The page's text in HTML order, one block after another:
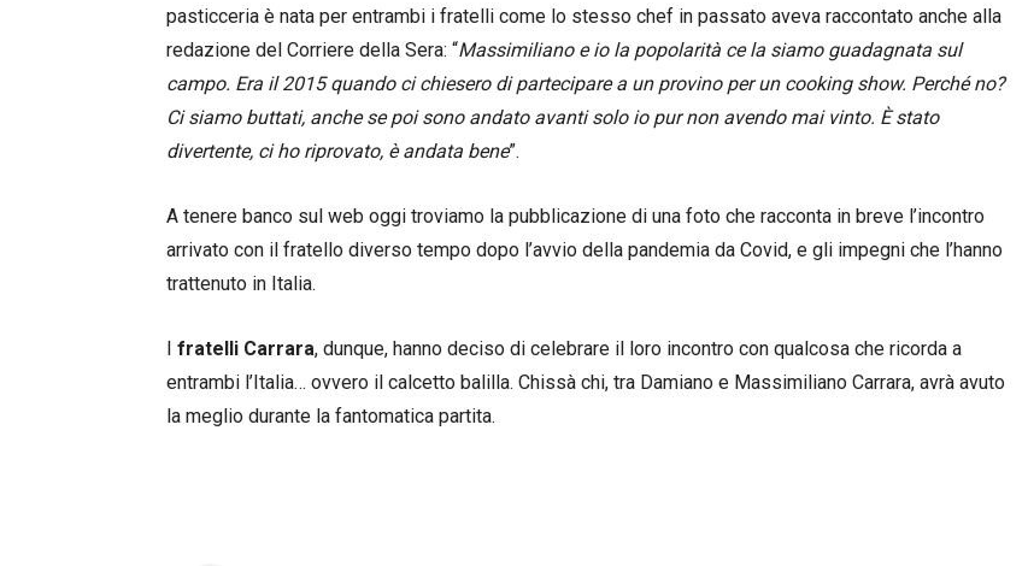
pasticceria è nata per entrambi i fratelli come lo stesso chef in passato aveva raccontato anche alla
redazione del Corriere della Sera: “Massimiliano e io la popolarità ce la siamo guadagnata sul
campo. Era il 2015 quando ci chiesero di partecipare a un provino per un cooking show. Perché no?
Ci siamo buttati, anche se poi sono andato avanti solo io pur non avendo mai vinto. È stato
divertente, ci ho riprovato, è andata bene”.
A tenere banco sul web oggi troviamo la pubblicazione di una foto che racconta in breve l’incontro
arrivato con il fratello diverso tempo dopo l’avvio della pandemia da Covid, e gli impegni che l’hanno
trattenuto in Italia.
I fratelli Carrara, dunque, hanno deciso di celebrare il loro incontro con qualcosa che ricorda a
entrambi l’Italia… ovvero il calcetto balilla. Chissà chi, tra Damiano e Massimiliano Carrara, avrà avuto
la meglio durante la fantomatica partita.